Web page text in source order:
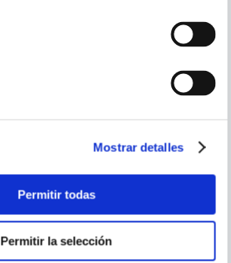
Mostrar detalles
Permitir todas
Permitir la selección